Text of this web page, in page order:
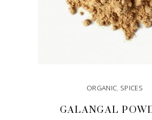
ORGANIC, SPICES
GALANGAL